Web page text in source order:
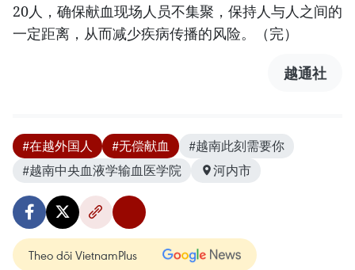
20人，确保献血现场人员不集聚，保持人与人之间的
一定距离，从而减少疾病传播的风险。（完）
越通社
#在越外国人 #无偿献血
#越南此刻需要你
#越南中央血液学输血医学院
河内市
Theo dõi VietnamPlus